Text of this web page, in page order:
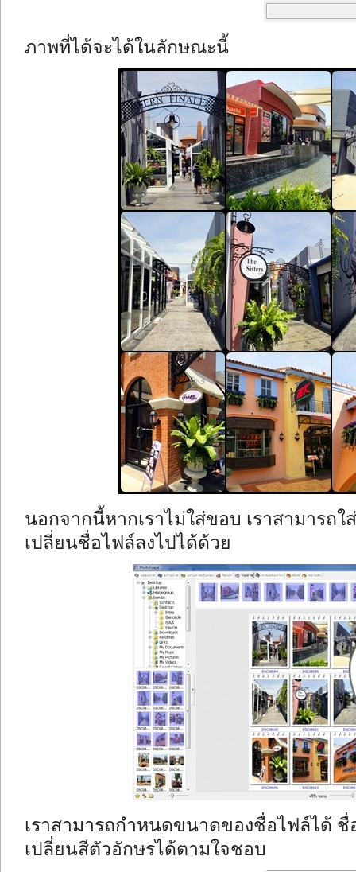
ภาพที่ได้จะได้ในลักษณะนี้
นอกจากนี้หากเราไม่ใส่ขอบ เราสามารถ
เปลี่ยนชื่อไฟล์ลงไปได้ด้วย
เราสามารถกำหนดขนาดของชื่อไฟล์ได้
เปลี่ยนสีตัวอักษรได้ตามใจชอบ